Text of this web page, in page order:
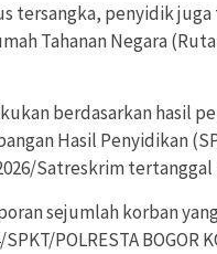
tersangka, penyidik
Tahanan Negara
berdasarkan hasil
Hasil Penyidikan
Satreskrim tertanggal
sejumlah korban
POLRESTA BOGOR